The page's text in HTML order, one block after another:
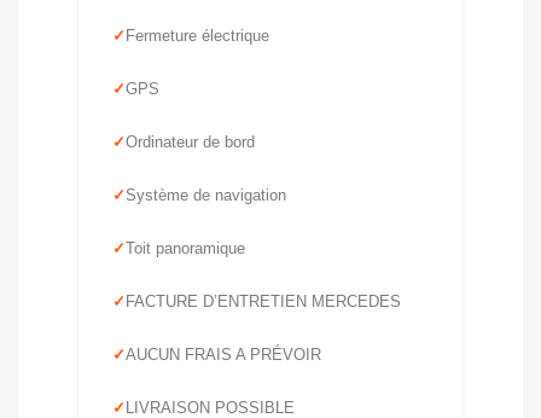
Fermeture électrique
GPS
Ordinateur de bord
Système de navigation
Toit panoramique
FACTURE D’ENTRETIEN MERCEDES
AUCUN FRAIS A PRÉVOIR
LIVRAISON POSSIBLE